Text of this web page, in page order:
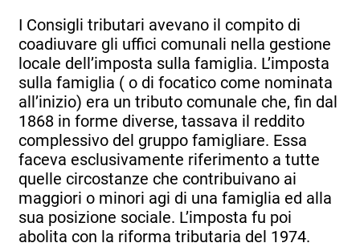
I Consigli tributari avevano il compito di
coadiuvare gli uffici comunali nella gestione
locale dell’imposta sulla famiglia. L’imposta
sulla famiglia ( o di focatico come nominata
all’inizio) era un tributo comunale che, fin dal
1868 in forme diverse, tassava il reddito
complessivo del gruppo famigliare. Essa
faceva esclusivamente riferimento a tutte
quelle circostanze che contribuivano ai
maggiori o minori agi di una famiglia ed alla
sua posizione sociale. L’imposta fu poi
abolita con la riforma tributaria del 1974.